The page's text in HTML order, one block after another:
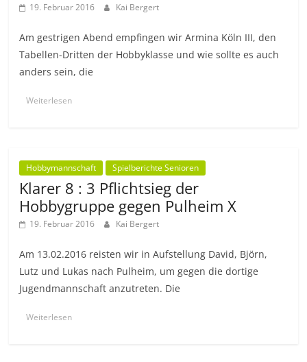
19. Februar 2016 Kai Bergert
Am gestrigen Abend empfingen wir Armina Köln III, den
Tabellen-Dritten der Hobbyklasse und wie sollte es auch
anders sein, die
Weiterlesen
Hobbymannschaft Spielberichte Senioren
Klarer 8 : 3 Pflichtsieg der
Hobbygruppe gegen Pulheim X
19. Februar 2016 Kai Bergert
Am 13.02.2016 reisten wir in Aufstellung David, Björn,
Lutz und Lukas nach Pulheim, um gegen die dortige
Jugendmannschaft anzutreten. Die
Weiterlesen